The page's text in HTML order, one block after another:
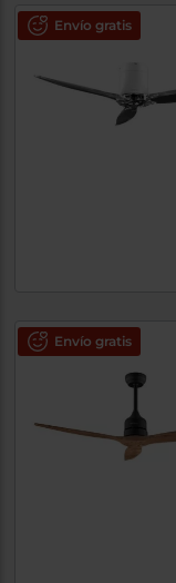
Envío gratis
Envío gratis